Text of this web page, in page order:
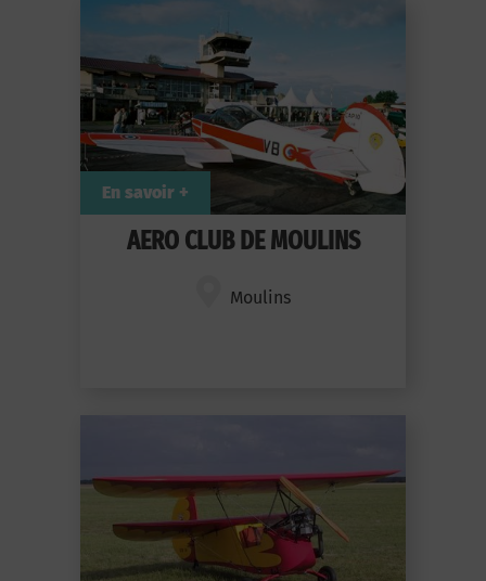
AERO CLUB DE MOULINS
Moulins
En savoir +